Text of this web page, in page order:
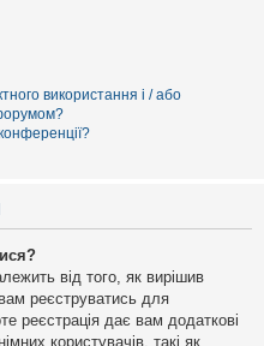
використання і / або
від того, як вирішив
реєструватись для
реєстрація дає вам додаткові
користувачів, такі як